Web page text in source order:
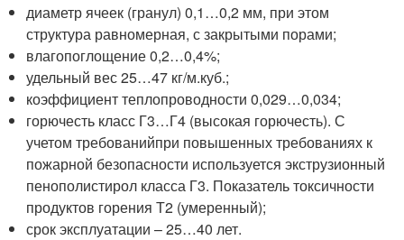
диаметр ячеек (гранул) 0,1…0,2 мм, при этом
структура равномерная, с закрытыми порами;
влагопоглощение 0,2…0,4%;
удельный вес 25…47 кг/м.куб.;
коэффициент теплопроводности 0,029…0,034;
горючесть класс Г3…Г4 (высокая горючесть). С
учетом требованийпри повышенных требованиях к
пожарной безопасности используется экструзионный
пенополистирол класса Г3. Показатель токсичности
продуктов горения Т2 (умеренный);
срок эксплуатации – 25…40 лет.